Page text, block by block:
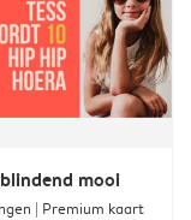
mooi
| Premium kaart